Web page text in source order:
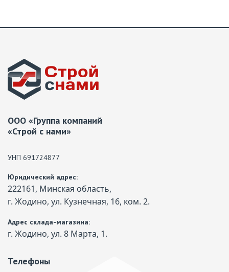
ООО «Группа компаний
«Строй с нами»
УНП 691724877
Юридический адрес:
222161, Минская область,
г. Жодино, ул. Кузнечная, 16, ком. 2.
Адрес склада-магазина:
г. Жодино, ул. 8 Марта, 1.
Телефоны